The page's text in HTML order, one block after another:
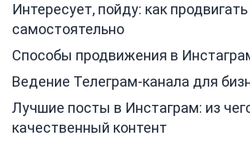
Интересует, пойду: как
самостоятельно
Способы продвижения в
Ведение Телеграм-канала для
Лучшие посты в Инстаграм: из
качественный контент